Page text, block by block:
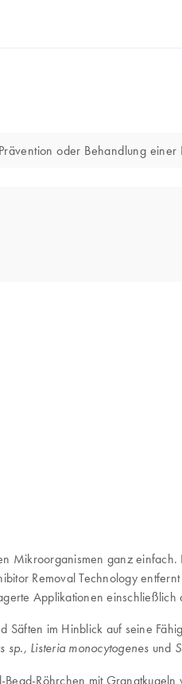
oder Behandlung einer
Mikroorganismen ganz einfach.
Removal Technology entfernt
Applikationen einschließlich
im Hinblick auf seine
sp., Listeria monocytogenes und
Röhrchen mit